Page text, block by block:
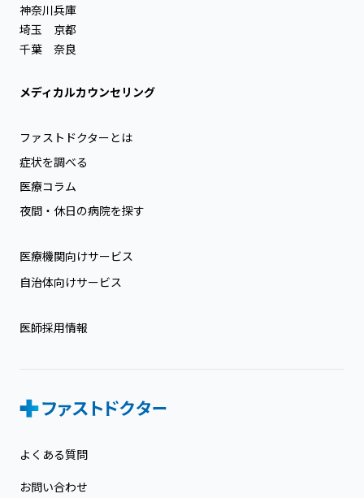
神奈川
埼玉
千葉
兵庫
京都
奈良
メディカルカウンセリング
ファストドクターとは
症状を調べる
医療コラム
夜間・休日の病院を探す
医療機関向けサービス
自治体向けサービス
医師採用情報
よくある質問
お問い合わせ